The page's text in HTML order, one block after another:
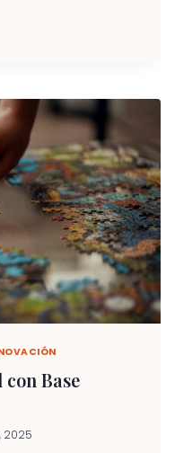
Base
2025